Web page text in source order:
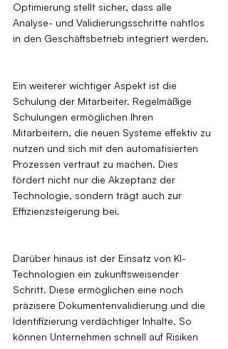
Optimierung stellt sicher, dass alle
Analyse- und Validierungsschritte nahtlos
in den Geschäftsbetrieb integriert werden.
Ein weiterer wichtiger Aspekt ist die
Schulung der Mitarbeiter. Regelmäßige
Schulungen ermöglichen Ihren
Mitarbeitern, die neuen Systeme effektiv zu
nutzen und sich mit den automatisierten
Prozessen vertraut zu machen. Dies
fördert nicht nur die Akzeptanz der
Technologie, sondern trägt auch zur
Effizienzsteigerung bei.
Darüber hinaus ist der Einsatz von KI-
Technologien ein zukunftsweisender
Schritt. Diese ermöglichen eine noch
präzisere Dokumentenvalidierung und die
Identifizierung verdächtiger Inhalte. So
können Unternehmen schnell auf Risiken